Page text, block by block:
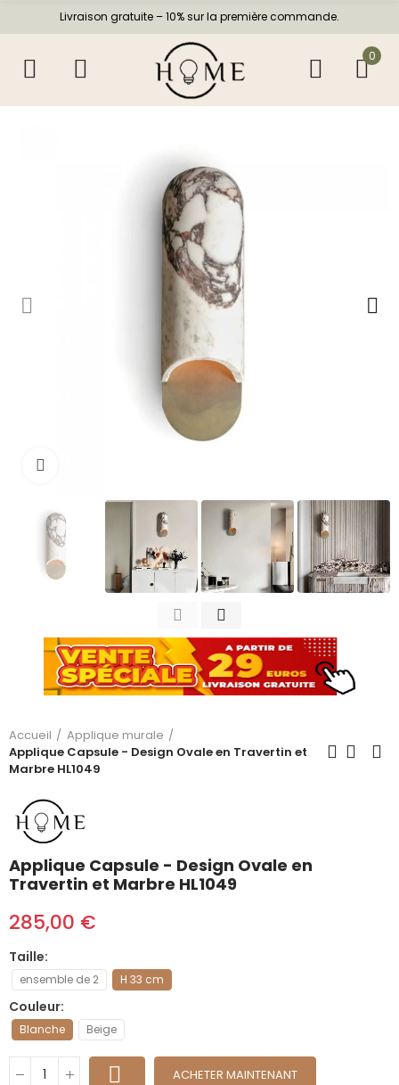
Livraison gratuite – 10% sur la première commande.
0
Accueil
Applique murale
Applique Capsule - Design Ovale en Travertin et
Marbre HL1049
Applique Capsule - Design Ovale en
Travertin et Marbre HL1049
285,00 €
Taille
ensemble de 2 H 33 cm
Couleur
Blanche Beige
ACHETER MAINTENANT